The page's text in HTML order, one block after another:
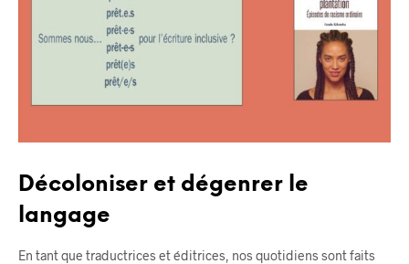
Décoloniser et dégenrer le
langage
En tant que traductrices et éditrices, nos quotidiens sont faits